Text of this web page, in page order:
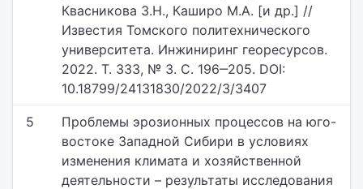
Квасникова З.Н., Каширо М.А. [и др.] //
Известия Томского политехнического
университета. Инжиниринг георесурсов.
2022. Т. 333, № 3. С. 196‒205. DOI:
10.18799/24131830/2022/3/3407
5
Проблемы эрозионных процессов на юго-
востоке Западной Сибири в условиях
изменения климата и хозяйственной
деятельности – результаты исследования